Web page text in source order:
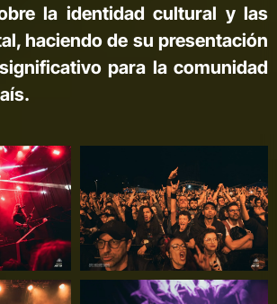
la identidad cultural y las
haciendo de su presentación
para la comunidad